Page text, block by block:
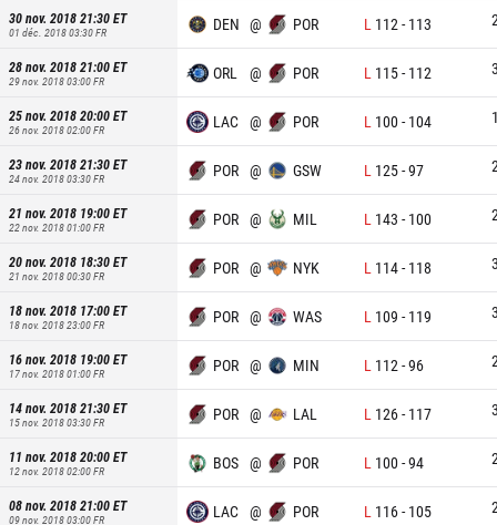
30 nov. 2018 21:30ET
01 déc. 2018 03:30FR DEN @ POR L 112 - 113
28 nov. 2018 21:00ET
29 nov. 2018 03:00FR ORL @ POR L 115- 112
25 nov. 2018 20:00ET
26 nov. 2018 02:00FR LAC @ POR L 100- 104
23 nov. 2018 21:30ET
24 nov. 2018 03:30FR POR @ GSW L 125-97
21 nov. 2018 19:00ET
22 nov. 2018 01:00FR POR @ MIL L 143 - 100
20 nov. 2018 18:30ET
21 nov. 2018 00:30FR POR @ NYK L 114- 118
18 nov. 2018 17:00ET
18 nov. 2018 23:00FR POR @ WAS L 109 - 119
16 nov. 2018 19:00ET
17 nov. 2018 01:00FR POR @ MIN L 112 -96
14 nov. 2018 21:30ET
15 nov. 2018 03:30FR POR @ LAL L 126- 117
11 nov. 2018 20:00ET
12 nov. 2018 02:00FR BOS @ POR L 100-94
08 nov. 2018 21:00ET
09 nov. 2018 03:00FR LAC @ POR L 116- 105